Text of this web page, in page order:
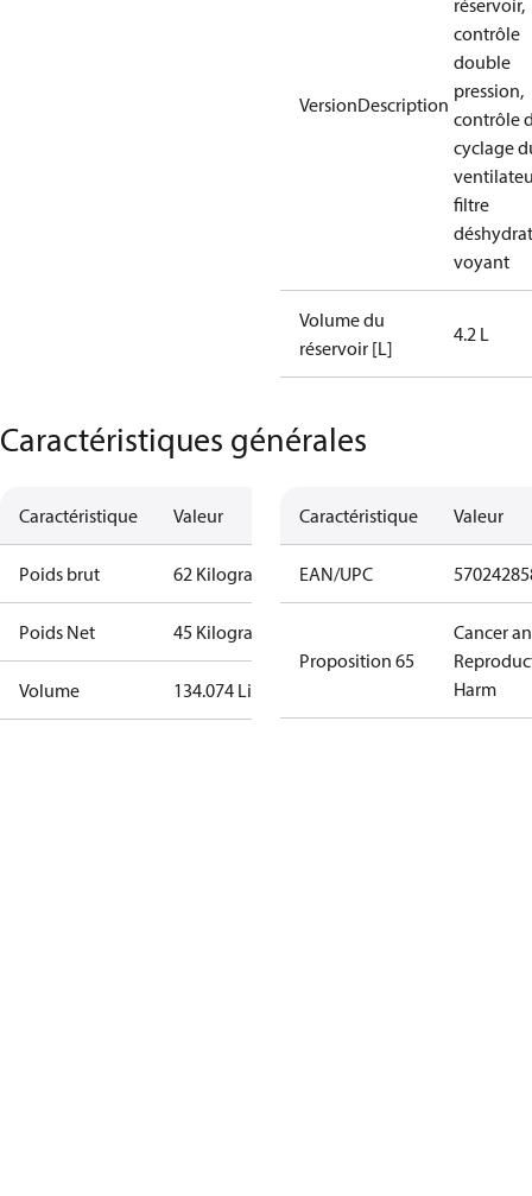
VersionDescription
réservoir,
contrôle
double
pression,
contrôle
cyclage
filtre
voyant
Volume du
réservoir [L]
4.2 L
Caractéristiques générales
Caractéristique Valeur
Poids brut 62 Kilogram
Poids Net 45 Kilogram
Volume 134.074 Liter
Caractéristique Valeur
EAN/UPC
Proposition 65
Cancer
Harm